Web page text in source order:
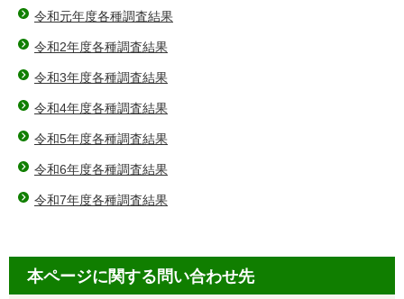
令和元年度各種調査結果
令和2年度各種調査結果
令和3年度各種調査結果
令和4年度各種調査結果
令和5年度各種調査結果
令和6年度各種調査結果
令和7年度各種調査結果
本ページに関する問い合わせ先